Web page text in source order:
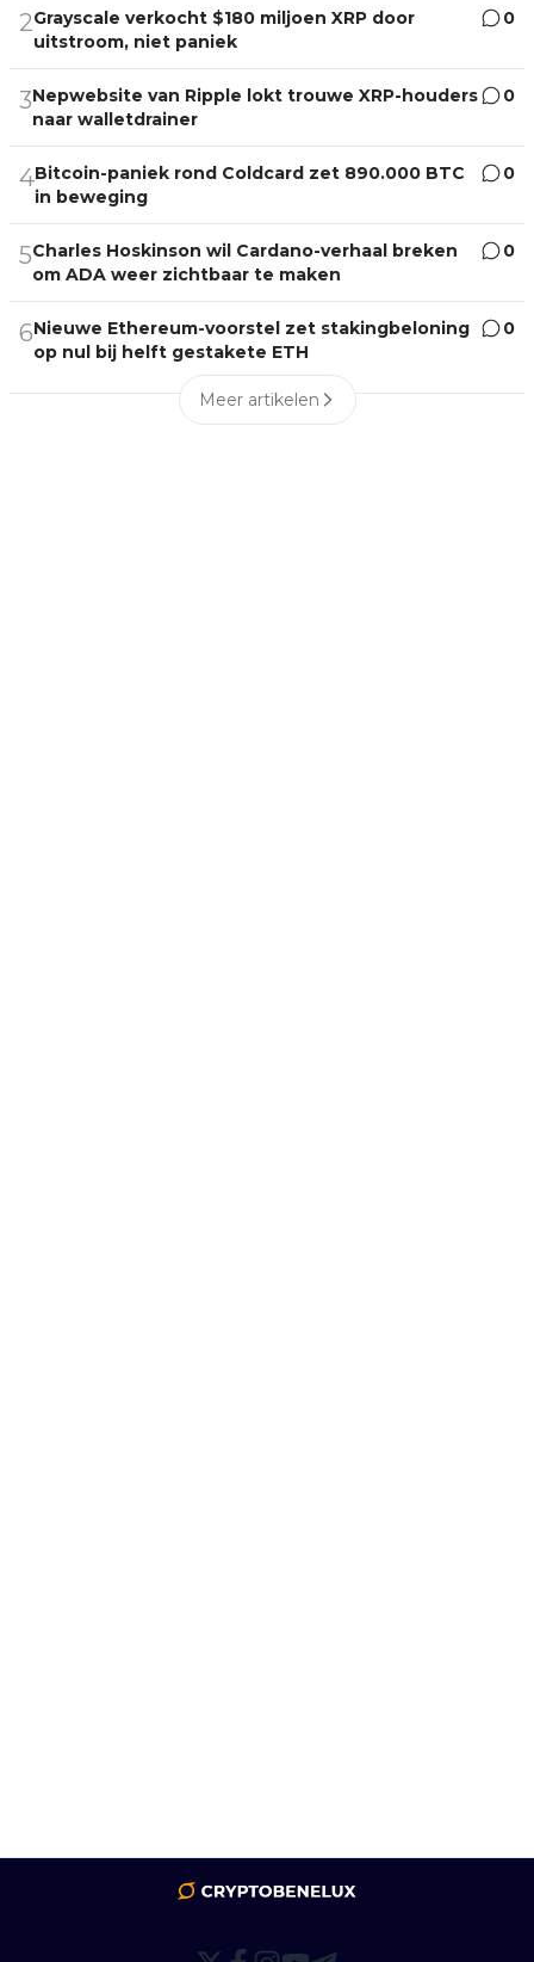
2Grayscale verkocht $180 miljoen XRP door
uitstroom, niet paniek
0
3Nepwebsite van Ripple lokt trouwe XRP-houders
naar walletdrainer
0
4Bitcoin-paniek rond Coldcard zet 890.000 BTC
in beweging
0
5Charles Hoskinson wil Cardano-verhaal breken
om ADA weer zichtbaar te maken
0
6Nieuwe Ethereum-voorstel zet stakingbeloning
op nul bij helft gestakete ETH
0
Meer artikelen